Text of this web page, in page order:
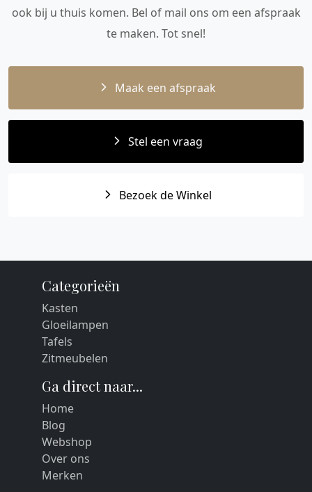
ook bij u thuis komen. Bel of mail ons om een afspraak
te maken. Tot snel!
Maak een afspraak
Stel een vraag
Bezoek de Winkel
Categorieën
Kasten
Gloeilampen
Tafels
Zitmeubelen
Ga direct naar...
Home
Blog
Webshop
Over ons
Merken